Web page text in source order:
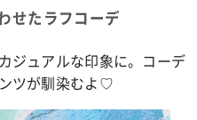
せたラフコーデ
ジュアルな印象に。コーデ
ツが馴染むよ♡